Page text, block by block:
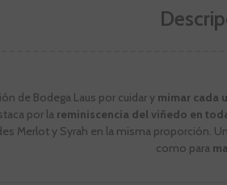
de Bodega Laus por cuidar ymimar cada
por la reminiscencia del viñedo en
Merlot y Syrah en la misma proporción.
como para